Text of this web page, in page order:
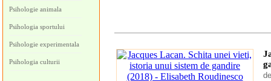
Psihologie animala
Psihologia sportului
Psihologie experimentala
Psihologia culturii